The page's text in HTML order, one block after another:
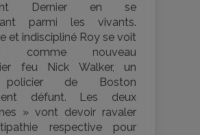
Dernier en se
parmi les vivants.
et indiscipliné Roy se voit
comme nouveau
feu Nick Walker, un
policier de Boston
défunt. Les deux
» vont devoir ravaler
respective pour